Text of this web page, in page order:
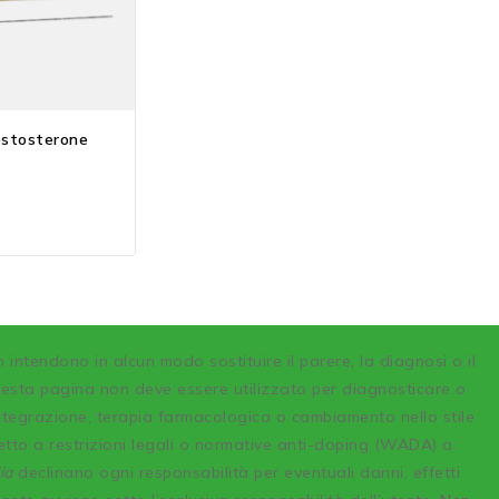
intendono in alcun modo sostituire il parere, la diagnosi o il
pagina non deve essere utilizzato per diagnosticare o
terapia farmacologica o cambiamento nello stile
a restrizioni legali o normative anti-doping (WADA) a
declinano ogni responsabilità per eventuali danni, effetti